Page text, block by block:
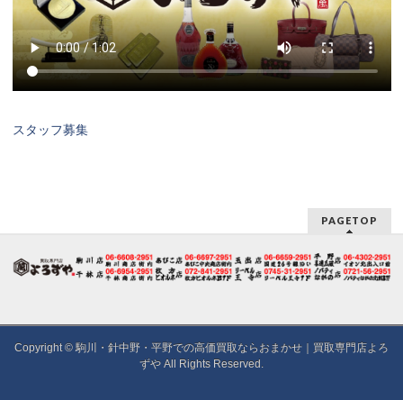
スタッフ募集
PAGETOP
Copyright © 駒川・針中野・平野での高価買取ならおまかせ｜買取専門店よろ
ずやAll Rights Reserved.